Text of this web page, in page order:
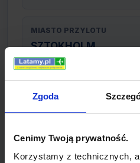
Zgoda
Cenimy Twoją prywatność.
Korzystamy z technicznych,
MIASTO PRZYLOTU
SZTOKHOLM
TYP POŁĄCZENIA
bezpośrednie
REZERWACJA
online lub